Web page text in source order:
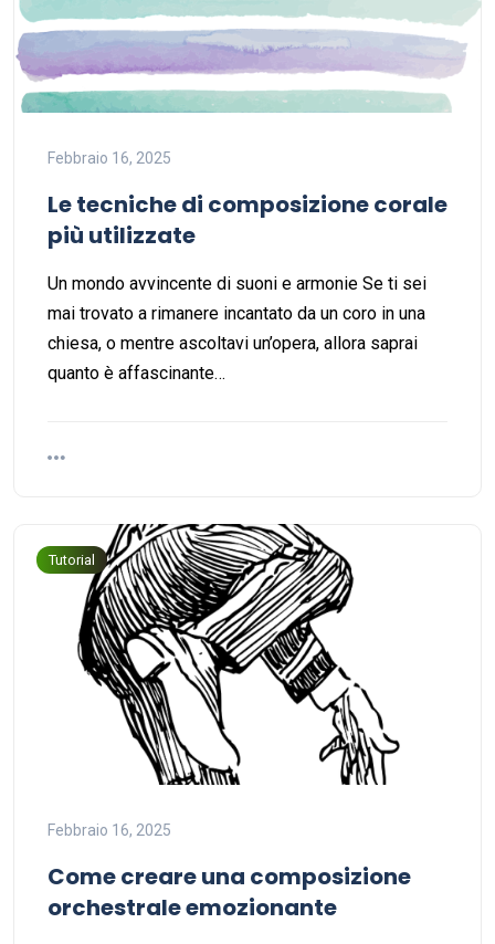
Febbraio 16, 2025
Le tecniche di composizione corale
più utilizzate
Un mondo avvincente di suoni e armonie Se ti sei
mai trovato a rimanere incantato da un coro in una
chiesa, o mentre ascoltavi un’opera, allora saprai
quanto è affascinante…
Tutorial
Febbraio 16, 2025
Come creare una composizione
orchestrale emozionante